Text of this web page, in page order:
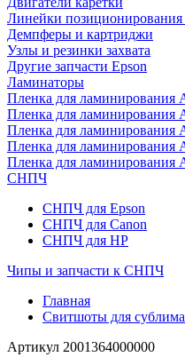
Линейки
Демпферы и картриджи
Узлы и резинки захвата
Другие запчасти Epson
Ламинаторы
Пленка для ламинирования
Пленка для ламинирования
Пленка для ламинирования
Пленка для ламинирования
Пленка для ламинирования
СНПЧ
СНПЧ для Epson
СНПЧ для Canon
СНПЧ для HP
Чипы и запчасти к СНПЧ
Главная
Свитшоты для
Артикул 2001364000000